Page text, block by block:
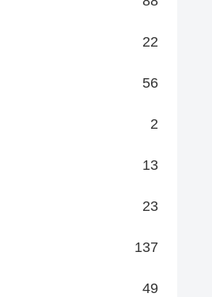
22
56
2
13
23
137
49